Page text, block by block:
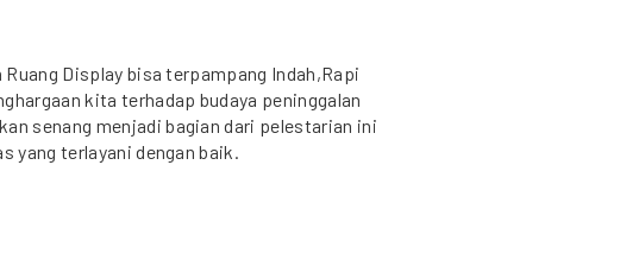
Display bisa terpampang Indah,Rapi
kita terhadap budaya peninggalan
senang menjadi bagian dari pelestarian ini
yang terlayani dengan baik.